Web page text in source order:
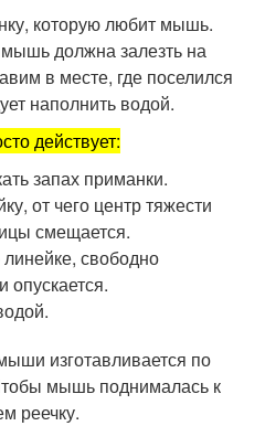
которую любит мышь.
должна залезть на
в месте, где поселился
наполнить водой.
действует:
запах приманки.
от чего центр тяжести
смещается.
свободно
опускается.
изготавливается по
мышь поднималась к
реечку.